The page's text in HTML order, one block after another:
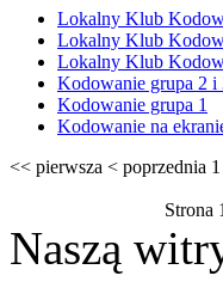
Lokalny Klub
Lokalny Klub
Lokalny Klub
Kodowanie grupa 2 i
Kodowanie grupa 1
Kodowanie na
<< pierwsza < poprzednia 1
Strona
Naszą